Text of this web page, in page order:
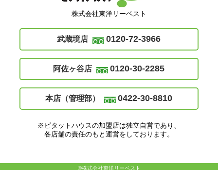
株式会社東洋リーベスト
武蔵境店 0120-72-3966
阿佐ヶ谷店 0120-30-2285
本店（管理部） 0422-30-8810
※ピタットハウスの加盟店は独立自営であり、
各店舗の責任のもと運営をしております。
©株式会社東洋リーベスト